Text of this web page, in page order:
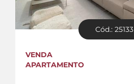
Cód.: 25133
VENDA
APARTAMENTO